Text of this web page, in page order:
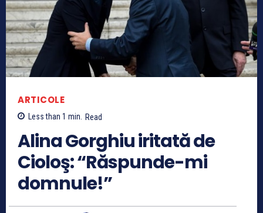
ARTICOLE
Less than 1 min. Read
Alina Gorghiu iritată de
Cioloş: “Răspunde-mi
domnule!”